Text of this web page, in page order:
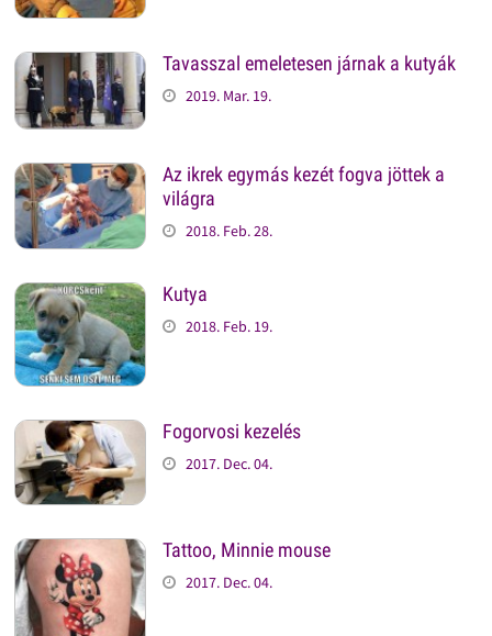
Tavasszal emeletesen járnak a kutyák
2019. Mar. 19.
Az ikrek egymás kezét fogva jöttek a
világra
2018. Feb. 28.
Kutya
2018. Feb. 19.
Fogorvosi kezelés
2017. Dec. 04.
Tattoo, Minnie mouse
2017. Dec. 04.